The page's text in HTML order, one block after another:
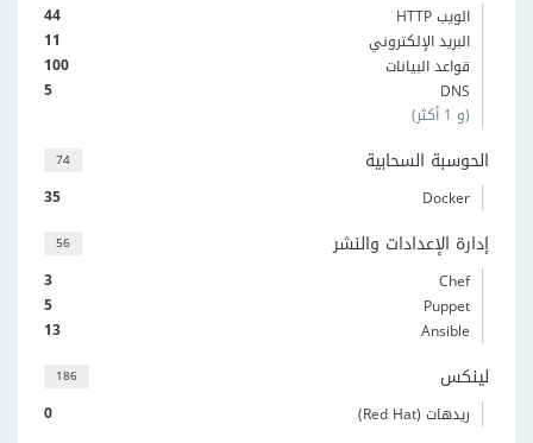
44
الويب HTTP
11
البريد الإلكتروني
100
قواعد البيانات
5
DNS
(و 1 أكثر)
74 الحوسبة السحابية
35 Docker
56 إدارة الإعدادات والنشر
3
Chef
5
Puppet
13
Ansible
186 لينكس
0 ريدهات (Red Hat)